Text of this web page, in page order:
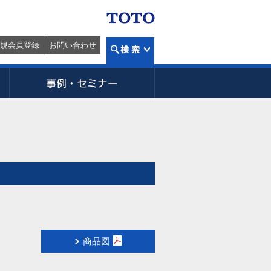
会員登録 お問い合わせ
商品図